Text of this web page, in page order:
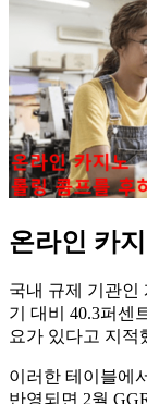
온라인 카
국내 규제 기관인
기 대비 40.3퍼센
요가 있다고 지적
이러한 테이블에
반영되면 2월